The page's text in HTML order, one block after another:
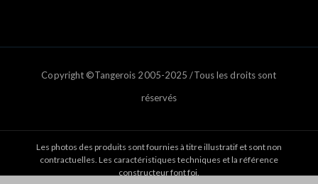
Copyright ©Tangerois 2005-2025 /Tous les droits sont
réservés
Les photos des produits sont fournies à titre illustratif et sont non
contractuelles. Les caractéristiques techniques et la référence
constructeur font foi.